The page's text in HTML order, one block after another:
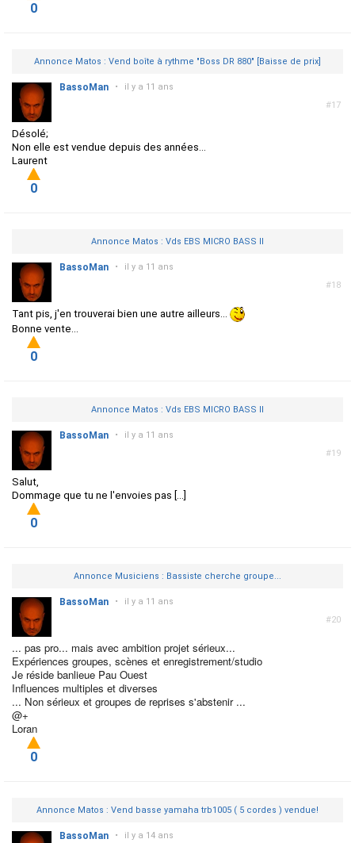
0
Annonce Matos : Vend boîte à rythme "Boss DR 880" [Baisse de prix]
#17
BassoMan • il y a 11 ans
Désolé;
Non elle est vendue depuis des années...
Laurent
0
Annonce Matos : Vds EBS MICRO BASS II
#18
BassoMan • il y a 11 ans
Tant pis, j'en trouverai bien une autre ailleurs...
Bonne vente...
0
Annonce Matos : Vds EBS MICRO BASS II
#19
BassoMan • il y a 11 ans
Salut,
Dommage que tu ne l'envoies pas [...]
0
Annonce Musiciens : Bassiste cherche groupe...
#20
BassoMan • il y a 11 ans
... pas pro... mais avec ambition projet sérieux...
Expériences groupes, scènes et enregistrement/studio
Je réside banlieue Pau Ouest
Influences multiples et diverses
... Non sérieux et groupes de reprises s'abstenir ...
@+
Loran
0
Annonce Matos : Vend basse yamaha trb1005 ( 5 cordes ) vendue!
BassoMan • il y a 14 ans